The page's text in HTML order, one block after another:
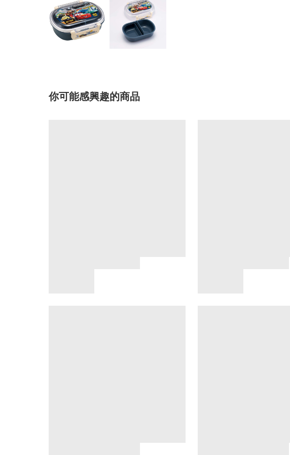
你可能感興趣的商品